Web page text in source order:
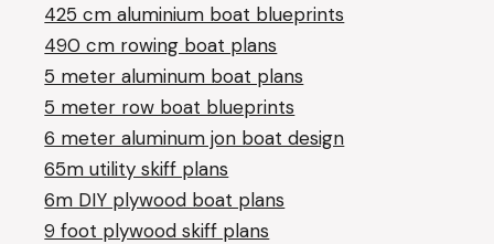
425 cm aluminium boat blueprints
490 cm rowing boat plans
5 meter aluminum boat plans
5 meter row boat blueprints
6 meter aluminum jon boat design
65m utility skiff plans
6m DIY plywood boat plans
9 foot plywood skiff plans